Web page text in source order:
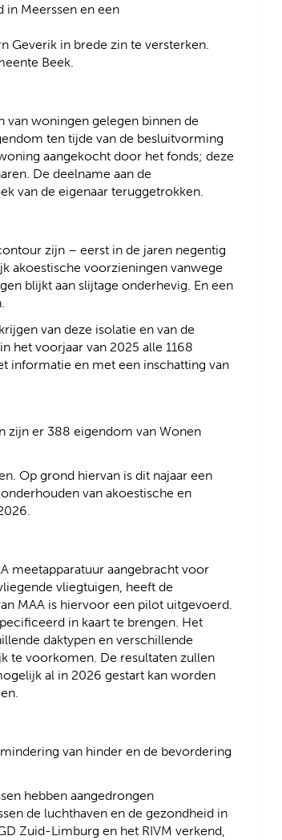
in Meerssen en een
Geverik in brede zin te versterken.
Beek.
van woningen gelegen binnen de
ten tijde van de besluitvorming
aangekocht door het fonds; deze
De deelname aan de
van de eigenaar teruggetrokken.
zijn – eerst in de jaren negentig
akoestische voorzieningen vanwege
blijkt aan slijtage onderhevig. En een
van deze isolatie en van de
het voorjaar van 2025 alle 1168
informatie en met een inschatting van
zijn er 388 eigendom van Wonen
Op grond hiervan is dit najaar een
van akoestische en
meetapparatuur aangebracht voor
vliegtuigen, heeft de
MAA is hiervoor een pilot uitgevoerd.
in kaart te brengen. Het
daktypen en verschillende
te voorkomen. De resultaten zullen
al in 2026 gestart kan worden
van hinder en de bevordering
hebben aangedrongen
de luchthaven en de gezondheid in
Zuid-Limburg en het RIVM verkend,